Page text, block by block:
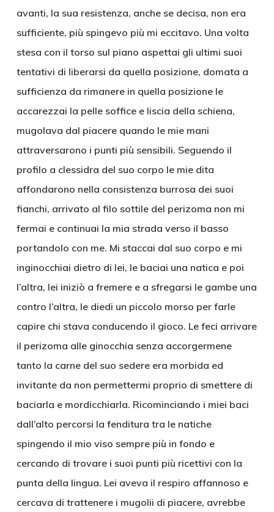
avanti, la sua resistenza, anche se decisa, non era
sufficiente, più spingevo più mi eccitavo. Una volta
stesa con il torso sul piano aspettai gli ultimi suoi
tentativi di liberarsi da quella posizione, domata a
sufficienza da rimanere in quella posizione le
accarezzai la pelle soffice e liscia della schiena,
mugolava dal piacere quando le mie mani
attraversarono i punti più sensibili. Seguendo il
profilo a clessidra del suo corpo le mie dita
affondarono nella consistenza burrosa dei suoi
fianchi, arrivato al filo sottile del perizoma non mi
fermai e continuai la mia strada verso il basso
portandolo con me. Mi staccai dal suo corpo e mi
inginocchiai dietro di lei, le baciai una natica e poi
l’altra, lei iniziò a fremere e a sfregarsi le gambe una
contro l’altra, le diedi un piccolo morso per farle
capire chi stava conducendo il gioco. Le feci arrivare
il perizoma alle ginocchia senza accorgermene
tanto la carne del suo sedere era morbida ed
invitante da non permettermi proprio di smettere di
baciarla e mordicchiarla. Ricominciando i miei baci
dall’alto percorsi la fenditura tra le natiche
spingendo il mio viso sempre più in fondo e
cercando di trovare i suoi punti più ricettivi con la
punta della lingua. Lei aveva il respiro affannoso e
cercava di trattenere i mugolii di piacere, avrebbe